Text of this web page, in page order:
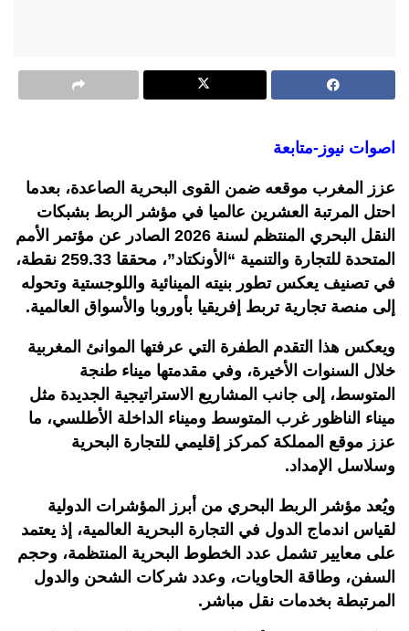
اصوات نيوز-متابعة
عزز المغرب موقعه ضمن القوى البحرية الصاعدة، بعدما
احتل المرتبة العشرين عالميا في مؤشر الربط بشبكات
النقل البحري المنتظم لسنة 2026 الصادر عن مؤتمر الأمم
المتحدة للتجارة والتنمية “الأونكتاد”، محققا 259.33 نقطة،
في تصنيف يعكس تطور بنيته المينائية واللوجستية وتحوله
إلى منصة تجارية تربط إفريقيا بأوروبا والأسواق العالمية.
ويعكس هذا التقدم الطفرة التي عرفتها الموانئ المغربية
خلال السنوات الأخيرة، وفي مقدمتها ميناء طنجة
المتوسط، إلى جانب المشاريع الاستراتيجية الجديدة مثل
ميناء الناظور غرب المتوسط وميناء الداخلة الأطلسي، ما
عزز موقع المملكة كمركز إقليمي للتجارة البحرية
وسلاسل الإمداد.
ويُعد مؤشر الربط البحري من أبرز المؤشرات الدولية
لقياس اندماج الدول في التجارة البحرية العالمية، إذ يعتمد
على معايير تشمل عدد الخطوط البحرية المنتظمة، وحجم
السفن، وطاقة الحاويات، وعدد شركات الشحن والدول
المرتبطة بخدمات نقل مباشر.